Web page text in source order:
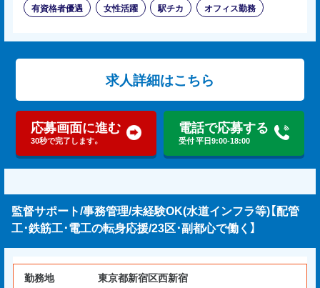
有資格者優遇 女性活躍 駅チカ オフィス勤務
求人詳細はこちら
応募画面に進む
30秒で完了します。
電話で応募する
受付 平日9:00-18:00
監督サポート/事務管理/未経験OK(水道インフラ等)【配管
工･鉄筋工･電工の転身応援/23区･副都心で働く】
勤務地 東京都新宿区西新宿